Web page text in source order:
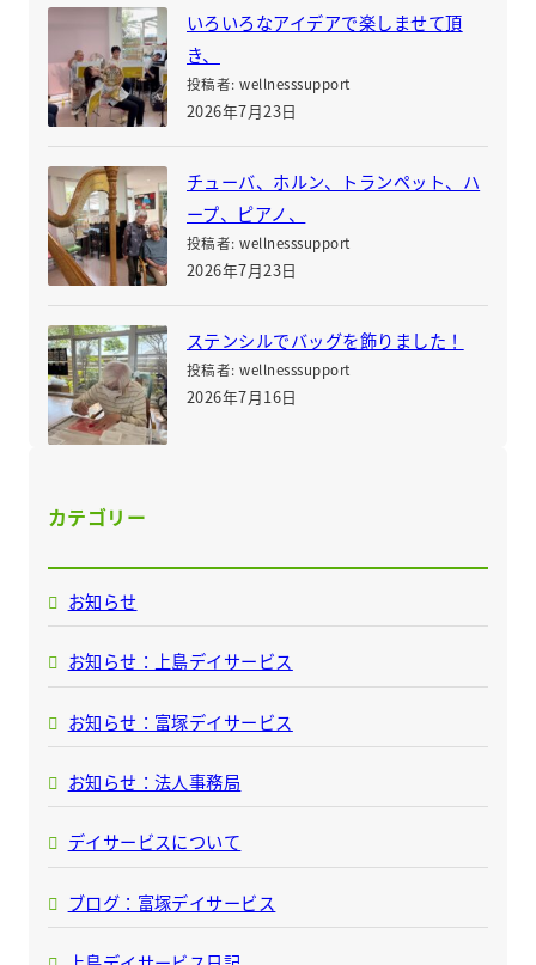
いろいろなアイデアで楽しませて頂
き、
投稿者: wellnesssupport
2026年7月23日
チューバ、ホルン、トランペット、ハ
ープ、ピアノ、
投稿者: wellnesssupport
2026年7月23日
ステンシルでバッグを飾りました！
投稿者: wellnesssupport
2026年7月16日
カテゴリー
お知らせ
お知らせ：上島デイサービス
お知らせ：富塚デイサービス
お知らせ：法人事務局
デイサービスについて
ブログ：富塚デイサービス